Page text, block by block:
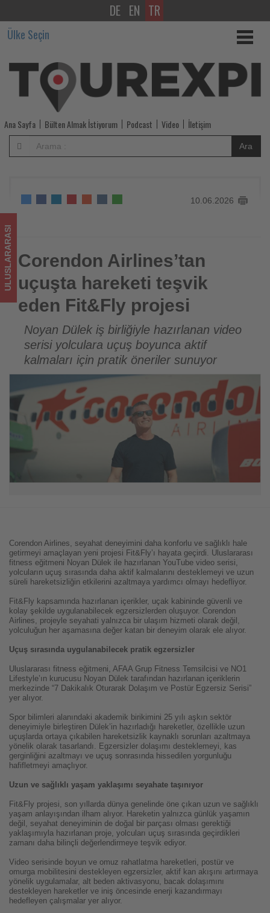
Corendon
Airlines’tan
uçuşta
hareketi
teşvik
eden
Fit&Fly
projesi
-
Tourexpi,
sizler
için
turizmde
olup
bitenleri
takip
ediyor!
DE EN TR
Ülke Seçin
Ana Sayfa Bülten Almak İstiyorum Podcast Video İletişim
Ara
10.06.2026
Corendon Airlines’tan uçuşta hareketi teşvik eden Fit&Fly
projesi
ULUSLARARASI Corendon Airlines’tan
uçuşta hareketi teşvik
eden Fit&Fly projesi
Noyan Dülek iş birliğiyle hazırlanan video
serisi yolculara uçuş boyunca aktif
kalmaları için pratik öneriler sunuyor
Corendon Airlines, seyahat deneyimini daha konforlu ve sağlıklı hale
getirmeyi amaçlayan yeni projesi Fit&Fly’ı hayata geçirdi. Uluslararası
fitness eğitmeni Noyan Dülek ile hazırlanan YouTube video serisi,
yolcuların uçuş sırasında daha aktif kalmalarını desteklemeyi ve uzun
süreli hareketsizliğin etkilerini azaltmaya yardımcı olmayı hedefliyor.
Fit&Fly kapsamında hazırlanan içerikler, uçak kabininde güvenli ve
kolay şekilde uygulanabilecek egzersizlerden oluşuyor. Corendon
Airlines, projeyle seyahati yalnızca bir ulaşım hizmeti olarak değil,
yolculuğun her aşamasına değer katan bir deneyim olarak ele alıyor.
Uçuş sırasında uygulanabilecek pratik egzersizler
Uluslararası fitness eğitmeni, AFAA Grup Fitness Temsilcisi ve NO1
Lifestyle’ın kurucusu Noyan Dülek tarafından hazırlanan içeriklerin
merkezinde “7 Dakikalık Oturarak Dolaşım ve Postür Egzersiz Serisi”
yer alıyor.
Spor bilimleri alanındaki akademik birikimini 25 yılı aşkın sektör
deneyimiyle birleştiren Dülek’in hazırladığı hareketler, özellikle uzun
uçuşlarda ortaya çıkabilen hareketsizlik kaynaklı sorunları azaltmaya
yönelik olarak tasarlandı. Egzersizler dolaşımı desteklemeyi, kas
gerginliğini azaltmayı ve uçuş sonrasında hissedilen yorgunluğu
hafifletmeyi amaçlıyor.
Uzun ve sağlıklı yaşam yaklaşımı seyahate taşınıyor
Fit&Fly projesi, son yıllarda dünya genelinde öne çıkan uzun ve sağlıklı
yaşam anlayışından ilham alıyor. Hareketin yalnızca günlük yaşamın
değil, seyahat deneyiminin de doğal bir parçası olması gerektiği
yaklaşımıyla hazırlanan proje, yolcuları uçuş sırasında geçirdikleri
zamanı daha bilinçli değerlendirmeye teşvik ediyor.
Video serisinde boyun ve omuz rahatlatma hareketleri, postür ve
omurga mobilitesini destekleyen egzersizler, aktif kan akışını artırmaya
yönelik uygulamalar, alt beden aktivasyonu, bacak dolaşımını
destekleyen hareketler ve iniş öncesinde enerji kazandırmayı
hedefleyen çalışmalar yer alıyor.